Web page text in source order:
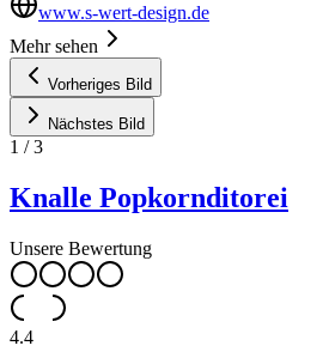
www.s-wert-design.de
Mehr sehen
Vorheriges Bild
Nächstes Bild
1 /3
Knalle Popkornditorei
Unsere Bewertung
4.4